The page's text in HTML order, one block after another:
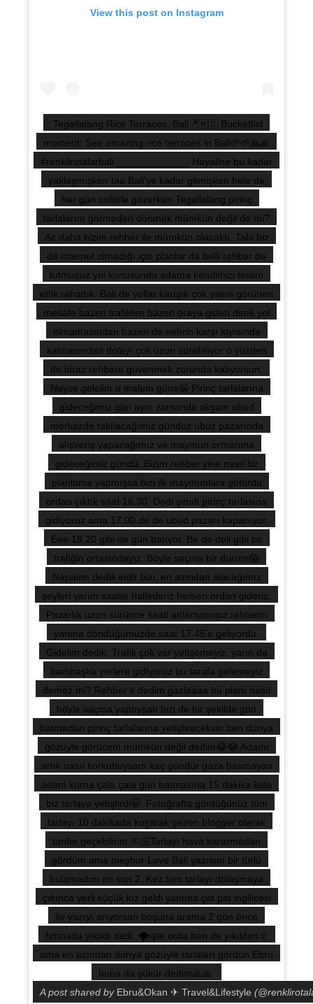
View this post on Instagram
Tegallalang Rice Terraces, Bali📍🇲🇨 Bucketlist
moment: See amazing rice terraces in Bali🌱🌱🙏🙏
#renklirotalarbali _____________ Hayaline bu kadar
yaklaşmışken taa Bali'ye kadar gitmişken hele de
her gün soförle gezerken Tegallalang pirinç
tarlalarını görmeden dönmek mümkün değil de mi?
Az daha bizim rehber ile mümkün olacaktı. Tabi biz
de internet olmadığı için planlar da belli rehber de
tutmuşuz yol konusunda adama kendimizi teslim
ettik rahattık. Bali de yollar karışık çok yakın görünen
mesafe bazen trafikten bazen oraya giden direk yol
olmamasından bazen de nehrin karşı kıyısında
kalmasından dolayı çok uzun sürebiliyor o yüzden
de biraz rehbere güvenmek zorunda kalıyorsun.
Neyse gelelim o malum güne😬 Pirinç tarlalarına
gideceğimiz gün aynı zamanda akşam ubud
merkezde takılacağımız gündüz ubuz pazarında
alışveriş yapacağımız ve maymun ormanına
gideceğimiz gündü. Bizim rehber yine nasıl bir
planlama yapmışsa bizi ilk maymunlara götürdü
ordan çıktık saat 16.30. Dedi şimdi pirinç tarlasına
gidiyoruz ama 17.00 de de ubud pazarı kapanıyor.
Eee 18.20 gibi de gün batıyor. Bir de deli gibi bir
trafiğin ortasındayız. Böyle saçma bir durum😱
Napalım dedik indir bizi, en azından alacağımız
şeyleri yarım saatte hallederiz hemen ordan gideriz.
Pazarlık uzun sürünce saati anlamamışız rehberin
yanına döndüğümüzde saat 17.45'e geliyordu.
Gidelim dedik. Trafik çok var yetişemeyiz, yarın da
bambaşka yerlere gidiyoruz bu tarafa gelemeyiz
demez mi? Rehber'e dedim gazlaaaa bu planı nasıl
böyle saçma yaptıysan bizi de bir şekilde gün
batmadan pirinç tarlalarına yetiştireceksin ben dünya
gözüyle görücem mümkün değil dedim😂😂 Adamı
artık nasıl korkuttuysam kaç gündür gaza basmayan
adam korna çala çala gün batmasına 15 dakika kala
biz tarlaya yetiştirdi😬. Fotoğrafta gördüğünüz tüm
tarlayı 10 dakikada koşarak gezen blogger olarak
tarihe geçebilirim.🏃🏻Tarlayı hava kararmadan
gördüm ama meşhur Love Bali yazısını bir türlü
bulamadım en son 2. Kez tüm tarlayı dolaşmaya
çıkınca yerli küçük kız geldi yanıma çat pat ingilicesi
ile yazıyı arıyorsan boşuna arama 2 gün önce
fırtınada yıkıldı dedi. 🌪işte orda ben de yıkıldım☺️
ama en azından dünya gözüyle tarlaları gördün Ebru
buna da şükür dedim🙏🙏
A post shared by Ebru&Okan ✈ Travel&Lifestyle